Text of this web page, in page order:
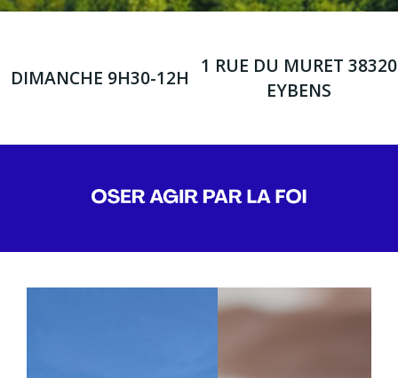
DIMANCHE 9H30-12H
1 RUE DU MURET 38320
EYBENS